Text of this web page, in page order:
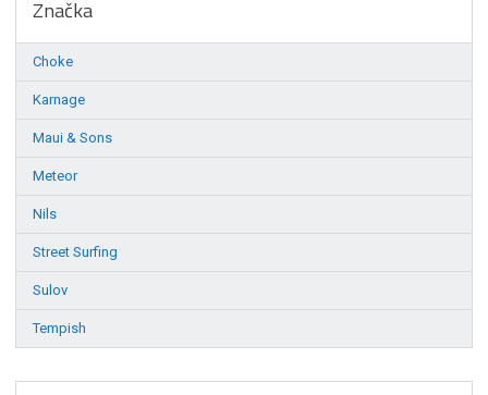
Značka
Choke
Karnage
Maui & Sons
Meteor
Nils
Street Surfing
Sulov
Tempish